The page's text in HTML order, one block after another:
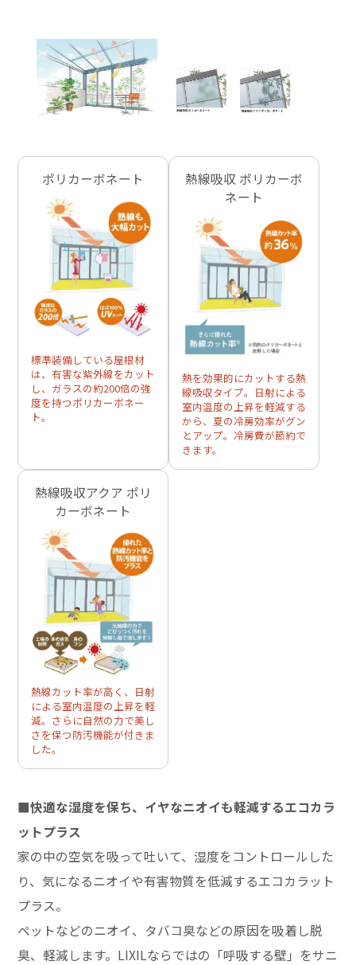
ポリカーボネート
標準装備している屋根材
は、有害な紫外線をカット
し、ガラスの約200倍の強
度を持つポリカーボネー
ト。
熱線吸収 ポリカーボ
ネート
熱を効果的にカットする熱
線吸収タイプ。日射による
室内温度の上昇を軽減する
から、夏の冷房効率がグン
とアップ。冷房費が節約で
きます。
熱線吸収アクア ポリ
カーボネート
熱線カット率が高く、日射
による室内温度の上昇を軽
減。さらに自然の力で美し
さを保つ防汚機能が付きま
した。
■快適な湿度を保ち、イヤなニオイも軽減するエコカラ
ットプラス
家の中の空気を吸って吐いて、湿度をコントロールした
り、気になるニオイや有害物質を低減するエコカラット
プラス。
ペットなどのニオイ、タバコ臭などの原因を吸着し脱
臭、軽減します。LIXILならではの「呼吸する壁」をサニ